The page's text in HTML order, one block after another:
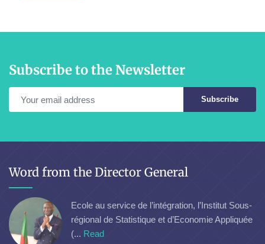
Subscribe to the Newsletter
Subscribe
Word from the Director General
Ecole au service de l’intégration, l’Institut Sous-
régional de Statistique et d’Economie Appliquée
(... Read